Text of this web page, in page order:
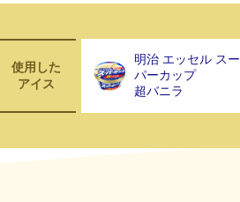
使用した
アイス
明治 エッセル スー
パーカップ
超バニラ